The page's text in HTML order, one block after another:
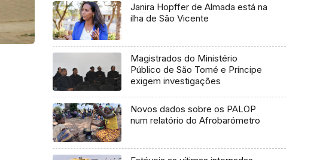
Janira Hopffer de Almada está na
ilha de São Vicente
Magistrados do Ministério
Público de São Tomé e Príncipe
exigem investigações
Novos dados sobre os PALOP
num relatório do Afrobarómetro